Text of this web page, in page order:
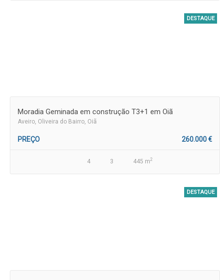
DESTAQUE
Moradia Geminada em construção T3+1 em Oiã
Aveiro , Oliveira do Bairro, Oiã
PREÇO 260.000 €
4 3 445 m2
DESTAQUE